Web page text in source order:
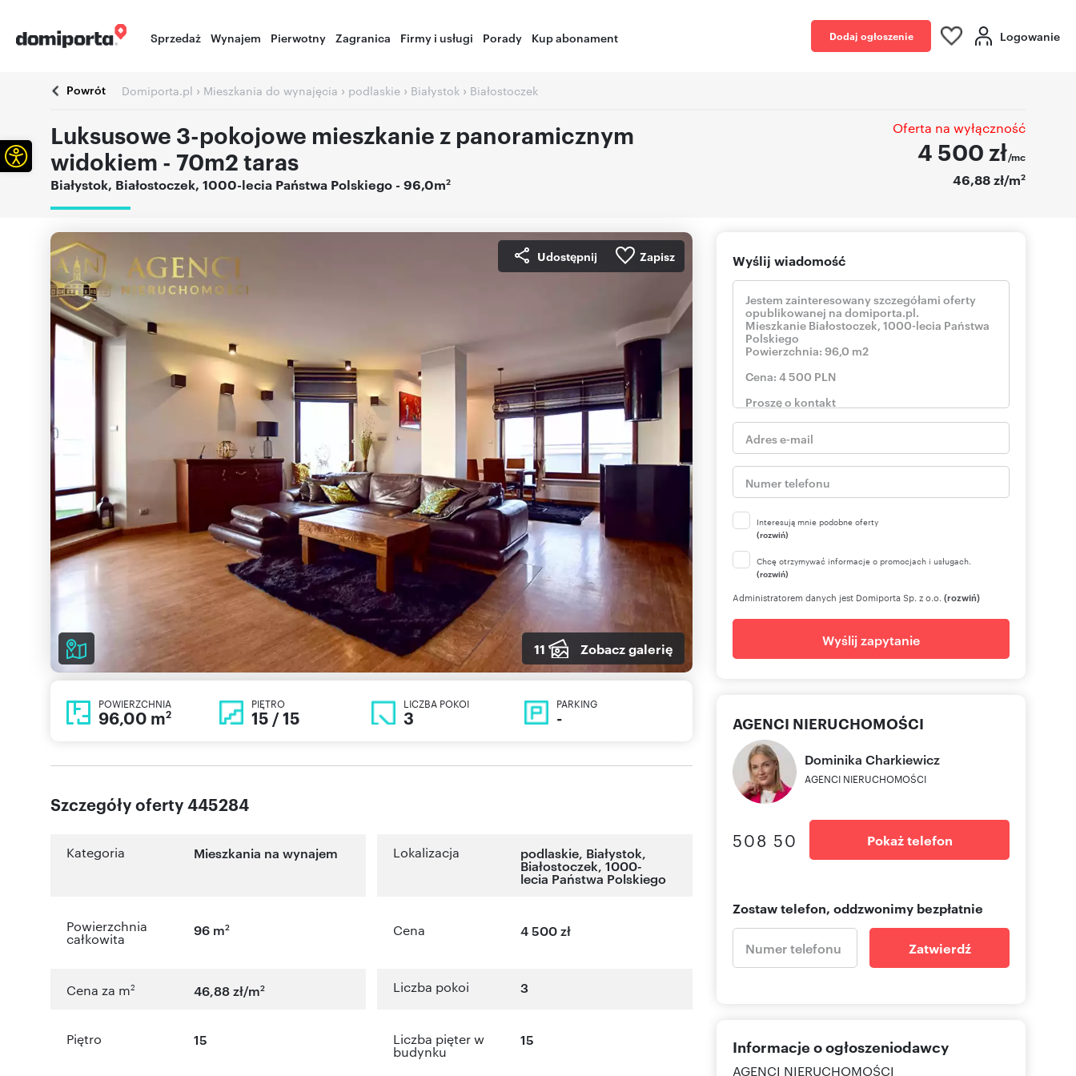
Sprzedaż Wynajem Pierwotny Zagranica Firmy i usługi Porady Kup abonament Dodaj ogłoszenie Logowanie
Powrót Domiporta.pl › Mieszkania do wynajęcia › podlaskie › Białystok › Białostoczek
Luksusowe 3-pokojowe mieszkanie z panoramicznym
widokiem - 70m2 taras
Białystok, Białostoczek, 1000-lecia Państwa Polskiego - 96,0m2
Oferta na wyłączność
4 500 zł/mc
46,88 zł/m2
Udostępnij Zapisz
11 Zobacz galerię
POWIERZCHNIA
96,00 m2
PIĘTRO
15 / 15
LICZBA POKOI
3
PARKING
-
Szczegóły oferty 445284
Kategoria Mieszkania na wynajem Lokalizacja podlaskie, Białystok,
Białostoczek,1000-
lecia Państwa Polskiego
Powierzchnia
całkowita
96 m2 Cena 4 500 zł
Cena za m2 46,88 zł/m2 Liczba pokoi 3
Piętro 15 Liczba pięter w
budynku
15
Wyślij wiadomość
Interesują mnie podobne oferty
(rozwiń)
Chcę otrzymywać informacje o promocjach i usługach.
(rozwiń)
Administratorem danych jest Domiporta Sp. z o.o. (rozwiń)
Wyślij zapytanie
AGENCI NIERUCHOMOŚCI
Dominika Charkiewicz
AGENCI NIERUCHOMOŚCI
508 50 Pokaż telefon
Zostaw telefon, oddzwonimy bezpłatnie
Zatwierdź
Informacje o ogłoszeniodawcy
AGENCI NIERUCHOMOŚCI
Otwórz pasek narzędzi